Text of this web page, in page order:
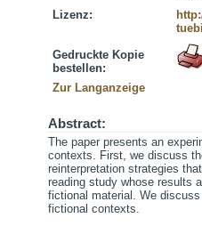
Lizenz:
Gedruckte Kopie
bestellen:
Zur Langanzeige
Abstract:
The paper presents an
contexts. First, we discuss
reinterpretation strategies
reading study whose results
fictional material. We
fictional contexts.